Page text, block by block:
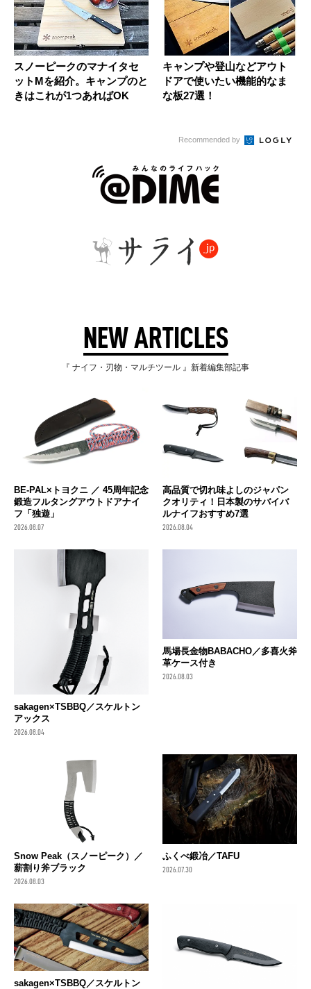
スノーピークのマナイタセ
ットMを紹介。キャンプのと
きはこれが1つあればOK
キャンプや登山などアウト
ドアで使いたい機能的なま
な板27選！
Recommended by
NEW ARTICLES
『 ナイフ・刃物・マルチツール 』新着編集部記事
BE-PAL×トヨクニ ／ 45周年記念
鍛造フルタングアウトドアナイ
フ「独遊」
2026.08.07
高品質で切れ味よしのジャパン
クオリティ！日本製のサバイバ
ルナイフおすすめ7選
2026.08.04
sakagen×TSBBQ／スケルトン
アックス
2026.08.04
馬場長金物BABACHO／多喜火斧
革ケース付き
2026.08.03
Snow Peak（スノーピーク）／
薪割り斧ブラック
2026.08.03
ふくべ鍛冶／TAFU
2026.07.30
sakagen×TSBBQ／スケルトン